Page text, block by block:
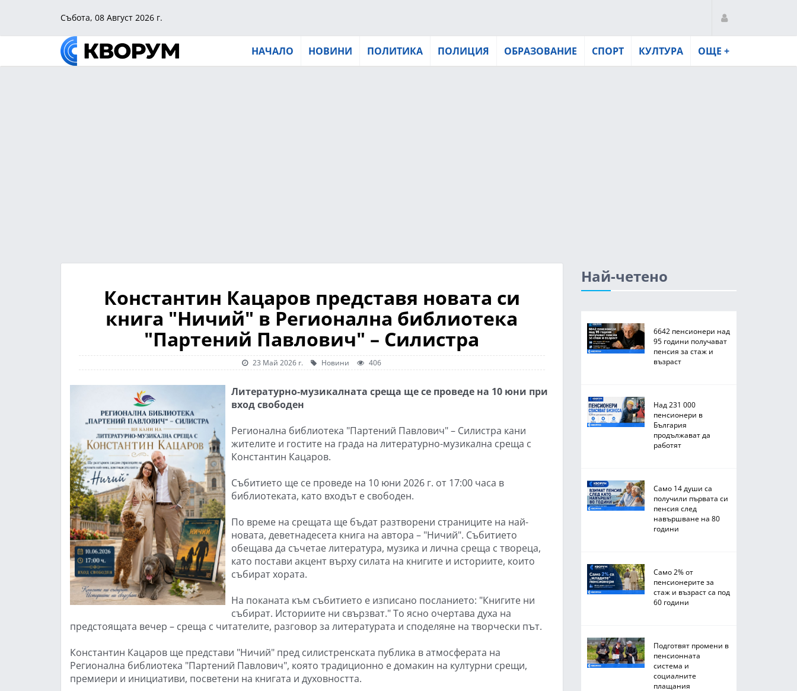
Събота, 08 Август 2026 г.
НАЧАЛО НОВИНИ ПОЛИТИКА ПОЛИЦИЯ ОБРАЗОВАНИЕ СПОРТ КУЛТУРА ОЩЕ +
Константин Кацаров представя новата си
книга "Ничий" в Регионална библиотека
"Партений Павлович" – Силистра
23 Май 2026 г. Новини 406
Литературно-музикалната среща ще се проведе на 10 юни при
вход свободен
Регионална библиотека "Партений Павлович" – Силистра кани
жителите и гостите на града на литературно-музикална среща с
Константин Кацаров.
Събитието ще се проведе на 10 юни 2026 г. от 17:00 часа в
библиотеката, като входът е свободен.
По време на срещата ще бъдат разтворени страниците на най-
новата, деветнадесета книга на автора – "Ничий". Събитието
обещава да съчетае литература, музика и лична среща с твореца,
като постави акцент върху силата на книгите и историите, които
събират хората.
На поканата към събитието е изписано посланието: "Книгите ни
събират. Историите ни свързват." То ясно очертава духа на
предстоящата вечер – среща с читателите, разговор за литературата и споделяне на творчески път.
Константин Кацаров ще представи "Ничий" пред силистренската публика в атмосферата на
Регионална библиотека "Партений Павлович", която традиционно е домакин на културни срещи,
премиери и инициативи, посветени на книгата и духовността.
Най-четено
6642 пенсионери над
95 години получават
пенсия за стаж и
възраст
Над 231 000
пенсионери в
България
продължават да
работят
Само 14 души са
получили първата си
пенсия след
навършване на 80
години
Само 2% от
пенсионерите за
стаж и възраст са под
60 години
Подготвят промени в
пенсионната
система и
социалните
плащания